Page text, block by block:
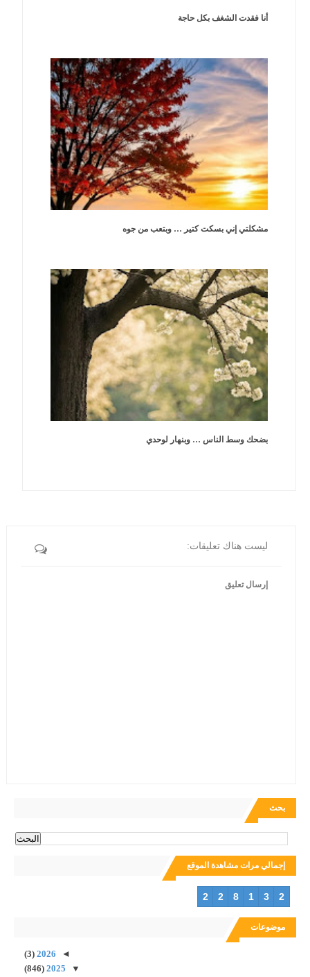
أنا فقدت الشغف بكل حاجة
مشكلتي إني بسكت كتير … وبتعب من جوه
بضحك وسط الناس … وبنهار لوحدي
ليست هناك تعليقات:
إرسال تعليق
بحث
إجمالي مرات مشاهدة الموقع
2 2 8 1 3 2
موضوعات
◄
2026
(3)
▼
2025
(846)